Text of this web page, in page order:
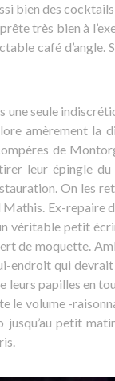
bien des
très bien à
café d’angle.
une seule
amèrement la
de
leur épingle du
On les
Ex-repaire
véritable petit
de moquette.
endroit qui
papilles en
le volume -
petit